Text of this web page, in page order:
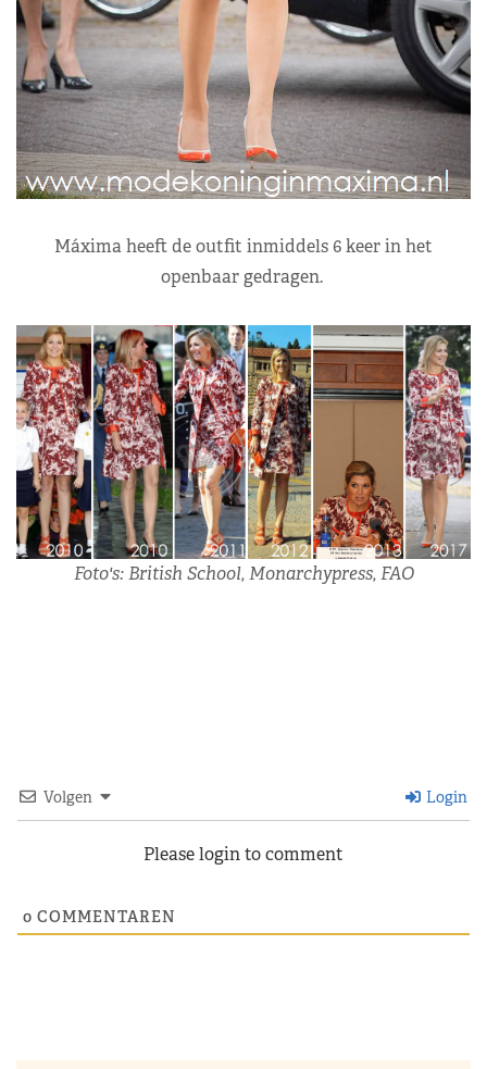
Máxima heeft de outfit inmiddels 6 keer in het
openbaar gedragen.
Foto's: British School, Monarchypress, FAO
Volgen Login
Please login to comment
0 COMMENTAREN